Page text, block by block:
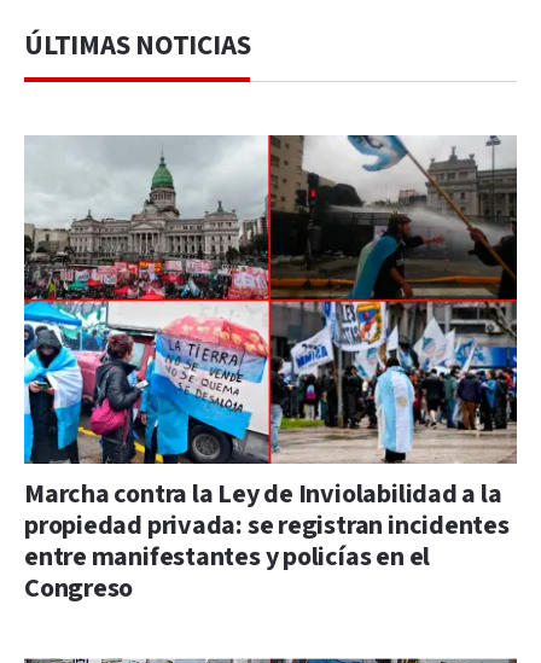
ÚLTIMAS NOTICIAS
Marcha contra la Ley de Inviolabilidad a la
propiedad privada: se registran incidentes
entre manifestantes y policías en el
Congreso